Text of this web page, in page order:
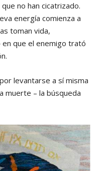
no han cicatrizado.
energía comienza a
toman vida,
que el enemigo trató
levantarse a sí misma
muerte – la búsqueda